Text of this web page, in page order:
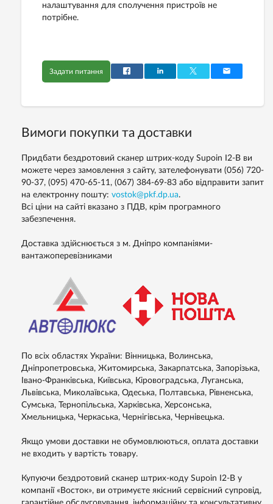
налаштування для сполучення пристроїв не
потрібне.
Задати питання
Вимоги покупки та доставки
Придбати бездротовий сканер штрих-коду Supoin I2-B ви
можете через замовлення з сайту, зателефонувати (056) 720-
90-37, (095) 470-65-11, (067) 384-69-83 або відправити запит
на електронну пошту: vostok@pkf.dp.ua.
Всі ціни на сайті вказано з ПДВ, крім програмного
забезпечення.
Доставка здійснюється з м. Дніпро компаніями-
вантажоперевізниками
По всіх областях України: Вінницька, Волинська,
Дніпропетровська, Житомирська, Закарпатська, Запорізька,
Івано-Франківська, Київська, Кіровоградська, Луганська,
Львівська, Миколаївська, Одеська, Полтавська, Рівненська,
Сумська, Тернопільська, Харківська, Херсонська,
Хмельницька, Черкаська, Чернігівська, Чернівецька.
Якщо умови доставки не обумовлюються, оплата доставки
не входить у вартість товару.
Купуючи бездротовий сканер штрих-коду Supoin I2-B у
компанії «Восток», ви отримуєте якісний сервісний супровід,